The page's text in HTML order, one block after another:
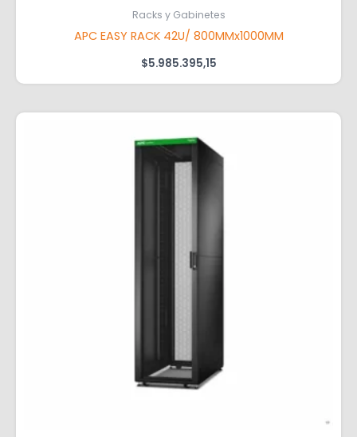
Racks y Gabinetes
APC EASY RACK 42U/ 800MMx1000MM
$5.985.395,15